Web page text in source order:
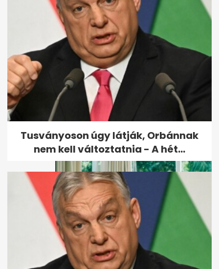
Robbanóanyaggal felszerelt
drónt fogtak el a lipcsei
reptéren
Tusványoson úgy látják, Orbánnak
nem kell változtatnia - A hét...